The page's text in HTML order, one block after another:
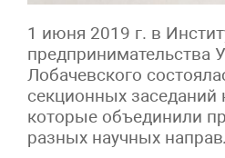
1 июня 2019 г. в
предпринимательства
Лобачевского
секционных заседаний
которые объединили
разных научных